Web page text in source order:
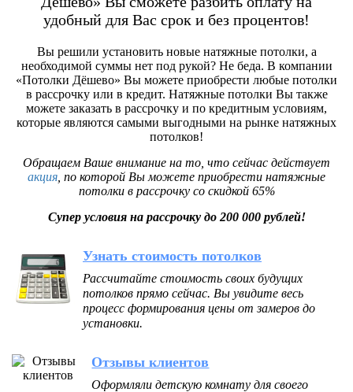
удобный для Вас срок и без процентов!
Вы решили установить новые натяжные потолки, а
необходимой суммы нет под рукой? Не беда. В компании
«Потолки Дёшево» Вы можете приобрести любые потолки
в рассрочку или в кредит. Натяжные потолки Вы также
можете заказать в рассрочку и по кредитным условиям,
которые являются самыми выгодными на рынке натяжных
потолков!
Обращаем Ваше внимание на то, что сейчас действует
акция , по которой Вы можете приобрести натяжные
потолки в рассрочку со скидкой 65%
Супер условия на рассрочку до 200 000рублей!
Узнать стоимость потолков
Рассчитайте стоимость своих будущих
потолков прямо сейчас. Вы увидите весь
процесс формирования цены от замеров до
установки.
Отзывы клиентов
Оформляли детскую комнату для своего